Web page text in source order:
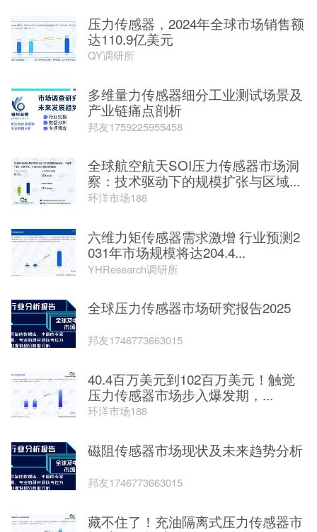
压力传感器，2024年全球市场销售额
达110.9亿美元
QY调研所
多维量力传感器细分工业测试场景及
产业链痛点剖析
邦友1759225955458
全球航空航天SOI压力传感器市场洞
察：技术驱动下的规模扩张与区域...
环洋市场188
六维力矩传感器需求激增 行业预测2
031年市场规模将达204.4...
YHResearch调研所
全球压力传感器市场研究报告2025
邦友1746773663015
40.4百万美元到102百万美元！触觉
压力传感器市场步入爆发期，...
环洋市场188
磁阻传感器市场现状及未来趋势分析
邦友1746773663015
藏不住了！充油隔离式压力传感器市